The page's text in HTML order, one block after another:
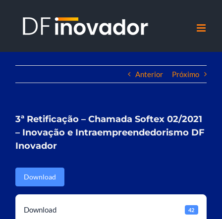
Anterior
Próximo
3ª Retificação – Chamada Softex 02/2021
– Inovação e Intraempreendedorismo DF
Inovador
Download
Download 42